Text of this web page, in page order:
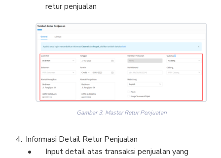
retur penjualan
Gambar 3. Master Retur Penjualan
Informasi Detail Retur Penjualan
Input detail atas transaksi penjualan yang